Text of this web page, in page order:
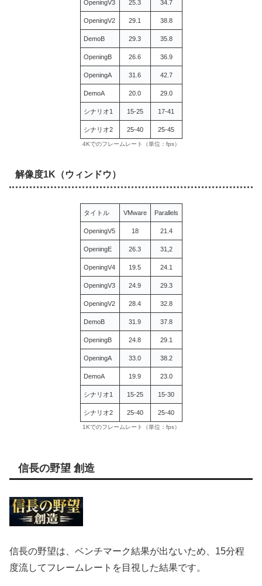
OpeningV3 25.3 34.7
OpeningV2 29.1 38.8
DemoB 29.3 35.8
OpeningB 26.6 36.9
OpeningA 31.6 42.7
DemoA 20.0 29.0
シナリオ1 15-25 17-41
シナリオ2 25-40 25-45
4Kでのフレームレート（単位：fps）
解像度1K（ウィンドウ）
タイトル VMware Parallels
OpeningV5 18 21.4
OpeningE 26.3 31,2
OpeningV4 19.5 24.1
OpeningV3 24.9 29.3
OpeningV2 28.4 32.8
DemoB 31.9 37.8
OpeningB 24.8 29.1
OpeningA 33.0 38.2
DemoA 19.9 23.0
シナリオ1 15-25 15-30
シナリオ2 25-40 25-40
1Kでのフレームレート（単位：fps）
信長の野望 創造
信長の野望は、ベンチマーク結果が出ないため、15分程
度流してフレームレートを目視した結果です。